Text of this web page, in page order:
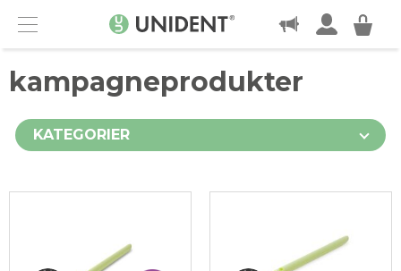
Menu
KONTAKT
kampagneprodukter
KATEGORIER